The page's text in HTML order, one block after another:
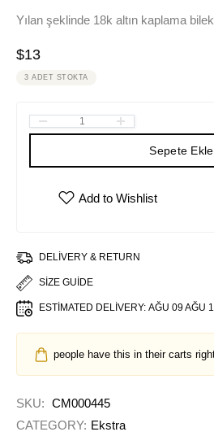
Yılan şeklinde 18k altın kaplama
$13
3 ADET STOKTA
Sepete Ekle
DELIVERY & RETURN
SIZE GUIDE
ESTIMATED DELIVERY: AĞU 09 AĞU
people have this in their carts
SKU: CM000445
CATEGORY: Ekstra